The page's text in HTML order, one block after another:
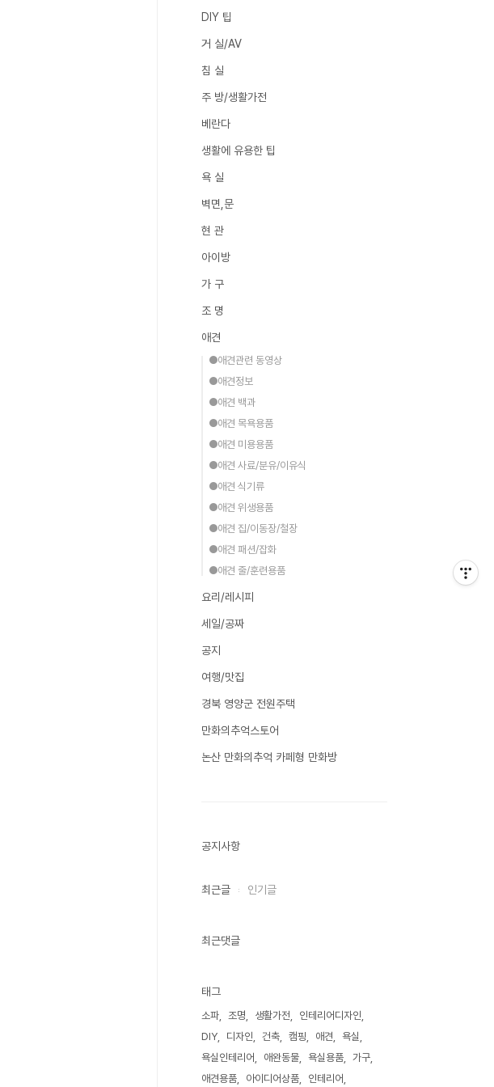
DIY 팁
거 실/AV
침 실
주 방/생활가전
베란다
생활에 유용한 팁
욕 실
벽면,문
현 관
아이방
가 구
조 명
애견
●애견관련 동영상
●애견정보
●애견 백과
●애견 목욕용품
●애견 미용용품
●애견 사료/분유/이유식
●애견 식기류
●애견 위생용품
●애견 집/이동장/철장
●애견 패션/잡화
●애견 줄/훈련용품
요리/레시피
세일/공짜
공지
여행/맛집
경북 영양군 전원주택
만화의추억스토어
논산 만화의추억 카페형 만화방
공지사항
최근글 인기글
최근댓글
태그
소파 조명 생활가전
인테리어디자인
DIY
디자인 건축 캠핑 애견
욕실
욕실인테리어
애완동물 욕실용품
가구
애견용품
아이디어상품
인테리어